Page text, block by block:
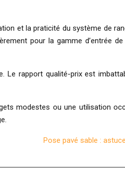
et la praticité du système de
pour la gamme d’entrée
Le rapport qualité-prix est
modestes ou une utilisation
Pose pavé sable :